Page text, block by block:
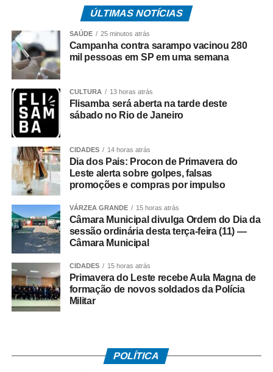
*Como surgiu o caso*
O acordo investigado envolve uma disputa tributária entre
o Governo de Mato Grosso e a Oi S.A., encerrada por
meio de um acordo administrativo que movimentou cerca
de R$ 308 milhões.
Na coletiva, Pedro Taques afirmou que o Estado possuía
decisões judiciais favoráveis e que, por isso, não haveria
fundamento jurídico para a celebração do acordo da
forma como ocorreu. Segundo ele, a legislação estadual
que criou a Câmara de Resolução Consensual de
Conflitos, a *Consenso-MT*, não autorizaria esse tipo de
negociação envolvendo créditos tributários.
O ex-governador também disse que sua equipe
identificou movimentações financeiras consideradas
suspeitas envolvendo fundos de investimento ligados aos
valores pagos no acordo. As informações foram reunidas
em uma representação encaminhada à PGR, que
posteriormente resultou na abertura das investigações
pela Polícia Federal.
firmado pelo Governo do Estado e afirmou que:
ÚLTIMAS NOTÍCIAS
SAÚDE 25 minutos atrás
Campanha contra sarampo vacinou 280
mil pessoas em SP em uma semana
CULTURA 13 horas atrás
Flisamba será aberta na tarde deste
sábado no Rio de Janeiro
CIDADES 14 horas atrás
Dia dos Pais: Procon de Primavera do
Leste alerta sobre golpes, falsas
promoções e compras por impulso
VÁRZEA GRANDE 15 horas atrás
Câmara Municipal divulga Ordem do Dia da
sessão ordinária desta terça-feira (11) —
Câmara Municipal
CIDADES 15 horas atrás
Primavera do Leste recebe Aula Magna de
formação de novos soldados da Polícia
Militar
POLÍTICA